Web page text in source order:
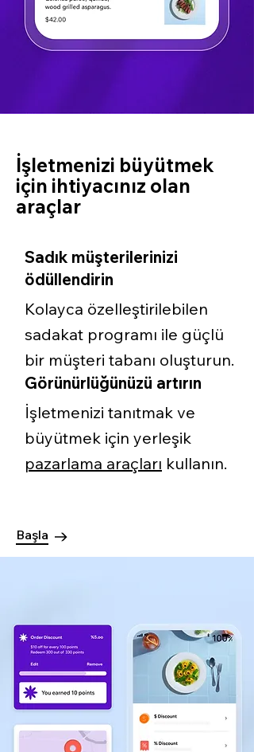
İşletmenizi büyütmek
için ihtiyacınız olan
araçlar
Sadık müşterilerinizi
ödüllendirin
Kolayca özelleştirilebilen
sadakat programı ile güçlü
bir müşteri tabanı oluşturun.
Görünürlüğünüzü artırın
İşletmenizi tanıtmak ve
büyütmek için yerleşik
pazarlama araçları kullanın.
Başla